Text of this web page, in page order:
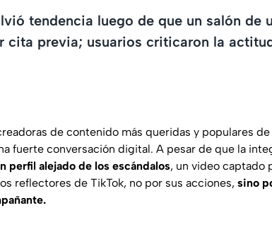
tendencia luego de que un salón de
cita previa; usuarios criticaron la
de contenido más queridas y populares
fuerte conversación digital. A pesar de que la
perfil alejado de los escándalos, un video captado
reflectores de TikTok, no por sus acciones, sino